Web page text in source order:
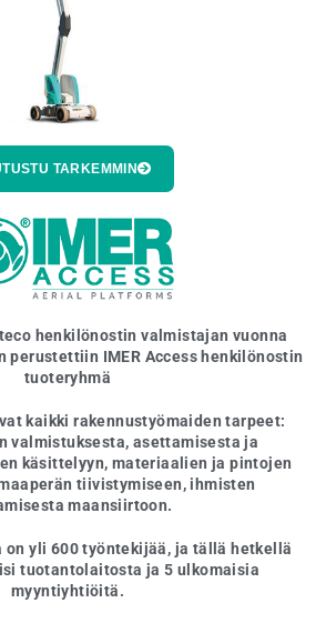
TARKEMMIN
henkilönostin valmistajan vuonna
perustettiin IMER Access henkilönostin
tuoteryhmä
kaikki rakennustyömaiden tarpeet:
valmistuksesta, asettamisesta ja
käsittelyyn, materiaalien ja pintojen
tiivistymiseen, ihmisten
maansiirtoon.
on yli 600 työntekijää, ja tällä hetkellä
tuotantolaitosta ja 5 ulkomaisia
myyntiyhtiöitä.